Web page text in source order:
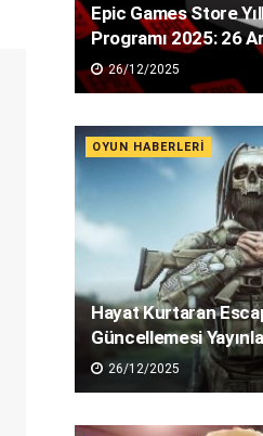
Epic Games Store
Programı 2025: 26
26/12/2025
OYUN HABERLERI
Hayat Kurtaran
Güncellemesi
26/12/2025